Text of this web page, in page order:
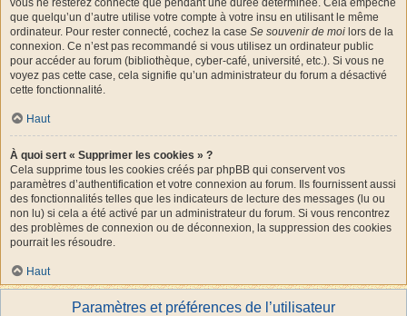
vous ne resterez connecté que pendant une durée déterminée. Cela empêche
que quelqu’un d’autre utilise votre compte à votre insu en utilisant le même
ordinateur. Pour rester connecté, cochez la case Se souvenir de moi lors de la
connexion. Ce n’est pas recommandé si vous utilisez un ordinateur public
pour accéder au forum (bibliothèque, cyber-café, université, etc.). Si vous ne
voyez pas cette case, cela signifie qu’un administrateur du forum a désactivé
cette fonctionnalité.
Haut
À quoi sert « Supprimer les cookies » ?
Cela supprime tous les cookies créés par phpBB qui conservent vos
paramètres d’authentification et votre connexion au forum. Ils fournissent aussi
des fonctionnalités telles que les indicateurs de lecture des messages (lu ou
non lu) si cela a été activé par un administrateur du forum. Si vous rencontrez
des problèmes de connexion ou de déconnexion, la suppression des cookies
pourrait les résoudre.
Haut
Paramètres et préférences de l’utilisateur